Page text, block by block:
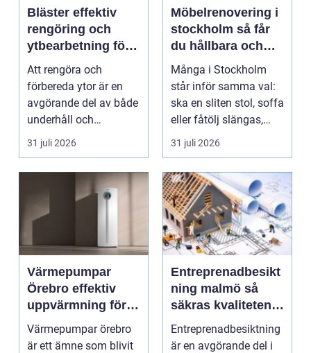
Bläster effektiv
rengöring och
ytbearbetning för
proffs och
hantverkare
Att rengöra och
förbereda ytor är en
avgörande del av både
underhåll och
renovering. Färg, rost,
smu...
31 juli 2026
Möbelrenovering i
stockholm så får
du hållbara och
vackra möbler
Många i Stockholm
står inför samma val:
ska en sliten stol, soffa
eller fåtölj slängas,
säljas billi...
31 juli 2026
Värmepumpar
Örebro effektiv
uppvärmning för
hus och
fastigheter
Värmepumpar örebro
är ett ämne som blivit
Entreprenadbesikt
ning malmö så
säkras kvaliteten i
byggprojekt
Entreprenadbesiktning
är en avgörande del i